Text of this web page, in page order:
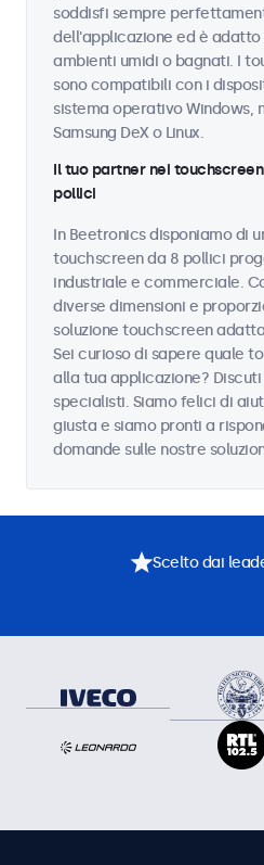
soddisfi sempre
dell'applicazione ed è adatto
ambienti umidi o bagnati. I
sono compatibili con i
sistema operativo Windows,
Samsung DeX o Linux.
Il tuo partner nei
pollici
In Beetronics disponiamo di
touchscreen da 8 pollici
industriale e commerciale.
diverse dimensioni e
soluzione touchscreen
Sei curioso di sapere quale
alla tua applicazione?
specialisti. Siamo felici di
giusta e siamo pronti a
domande sulle nostre
Scelto dai